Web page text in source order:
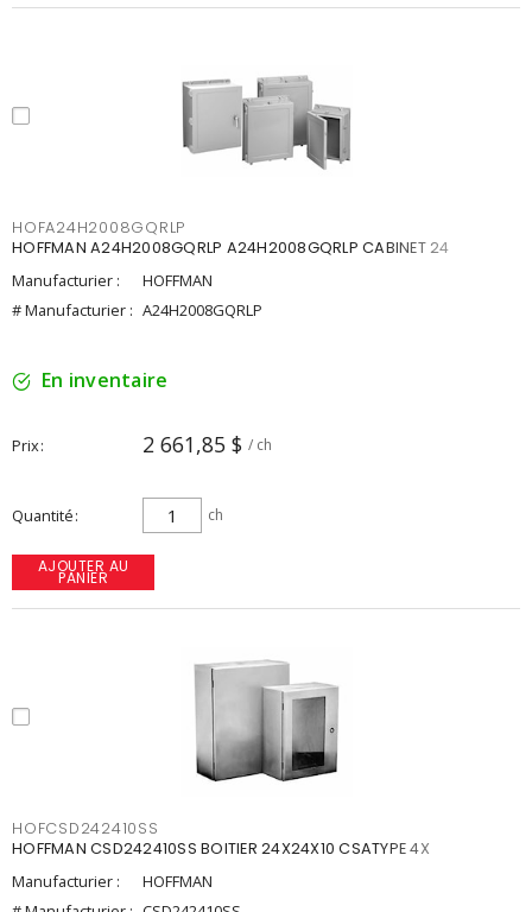
HOFA24H2008GQRLP
HOFFMAN A24H2008GQRLP A24H2008GQRLP CABINET 24
Manufacturier :
HOFFMAN
# Manufacturier : A24H2008GQRLP
En inventaire
Prix 2 661,85 $ / ch
Quantité ch
AJOUTER AU
PANIER
HOFCSD242410SS
HOFFMAN CSD242410SS BOITIER 24X24X10 CSATYPE 4X
Manufacturier :
HOFFMAN